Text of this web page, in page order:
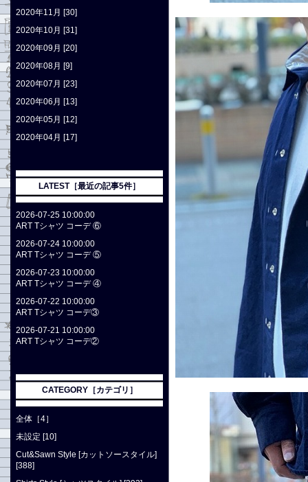
2020年11月 [30]
2020年10月 [31]
2020年09月 [20]
2020年08月 [9]
2020年07月 [23]
2020年06月 [13]
2020年05月 [12]
2020年04月 [17]
LATEST［最近の記事5件］
2026-07-25 10:00:00
ART Tシャツ コーデ ⑥
2026-07-24 10:00:00
ART Tシャツ コーデ ⑤
2026-07-23 10:00:00
ART Tシャツ コーデ ④
2026-07-22 10:00:00
ART Tシャツ コーデ③
2026-07-21 10:00:00
ART Tシャツ コーデ②
CATEGORY［カテゴリ］
全体［4］
未設定 [10]
Cut&Sawn Style [カットソースタイル]
[388]